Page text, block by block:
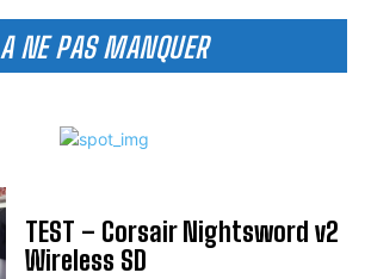
A NE PAS MANQUER
TEST – Corsair Nightsword v2
Wireless SD